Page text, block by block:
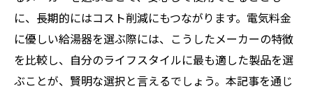
に、長期的にはコスト削減にもつながります。電気料金
に優しい給湯器を選ぶ際には、こうしたメーカーの特徴
を比較し、自分のライフスタイルに最も適した製品を選
ぶことが、賢明な選択と言えるでしょう。本記事を通じ